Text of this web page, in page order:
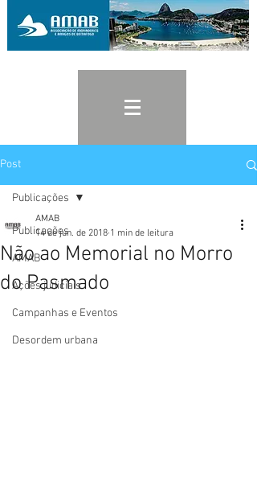
Post
Publicações
AMAB
Ações judiciais
Campanhas e Eventos
Desordem urbana
Publicações
Não ao Memorial no Morro
do Pasmado
AMAB
14 de jun. de 2018 1 min de leitura